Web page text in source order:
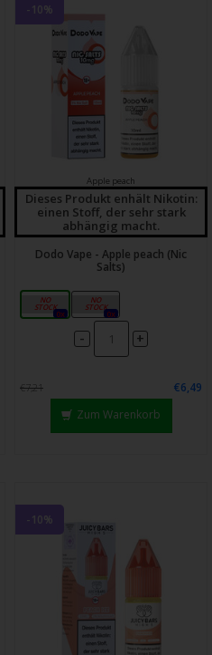
-10%
Apple peach
Dieses Produkt enhält Nikotin:
einen Stoff, der sehr stark
abhängig macht.
Dodo Vape - Apple peach (Nic
Salts)
10mg
0x
20mg
0x
- +
€7,21
€6,49
Zum Warenkorb
-10%